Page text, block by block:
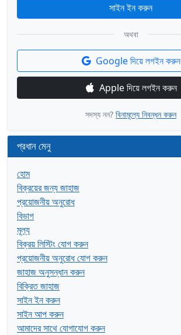
সাইন ইন করুন
অথবা
Google দিয়ে লগইন করুন
Apple দিয়ে লগইন করুন
সদস্য নন? বিনামূল্যে নিবন্ধন করুন
প্রধান মেনু
হোম
বিক্রয়ের জন্য জাহাজ
প্রয়োজনীয় অনুরোধ
বিভাগ
মূল্য
বিক্রয় লিস্টিং যোগ করুন
প্রয়োজনীয় অনুরোধ যোগ করুন
জাহাজ অনুসন্ধান করুন
বিক্রিত জাহাজ
সাইন ইন করুন
সাইন আপ করুন
আমাদের সাথে যোগাযোগ করুন